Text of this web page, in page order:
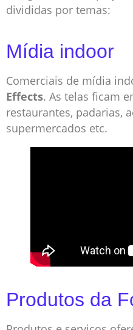
divididas por temas:
Mídia indoor
Comerciais de mídia
Effects. As telas ficam
restaurantes, padarias,
supermercados etc.
Produtos da